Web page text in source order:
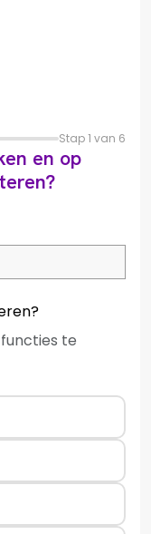
Stap 1 van 6
en op
te